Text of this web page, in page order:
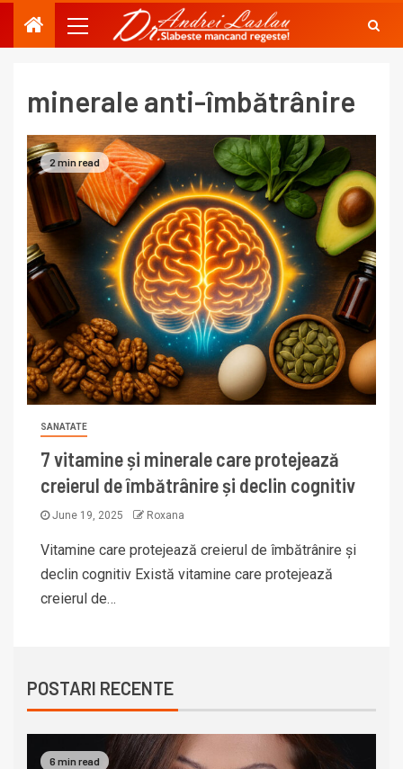
minerale anti-îmbătrânire
2 min read
SANATATE
7 vitamine și minerale care protejează
creierul de îmbătrânire și declin cognitiv
June 19, 2025 Roxana
Vitamine care protejează creierul de îmbătrânire și
declin cognitiv Există vitamine care protejează
creierul de…
POSTARI RECENTE
6 min read